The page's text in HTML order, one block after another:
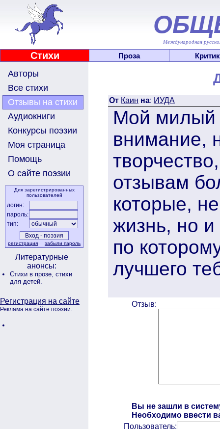
Международная
Стихи Проза
Авторы
Все стихи
Отзывы на стихи
Аудиокниги
Конкурсы поэзии
Моя страница
Помощь
О сайте поэзии
Для зарегистрированных
пользователей
логин:
пароль:
тип:
регистрация забыли пароль
Литературные
анонсы:
Стихи в прозе, стихи
для детей.
Регистрация на сайте
Реклама на сайте поэзии:
От Каин на: ИУДА
Мой милый
внимание,
отзывам
которые,
жизнь, но
по
лучшего
Отзыв:
Вы не зашли в
Необходимо ввести
Пользователь: